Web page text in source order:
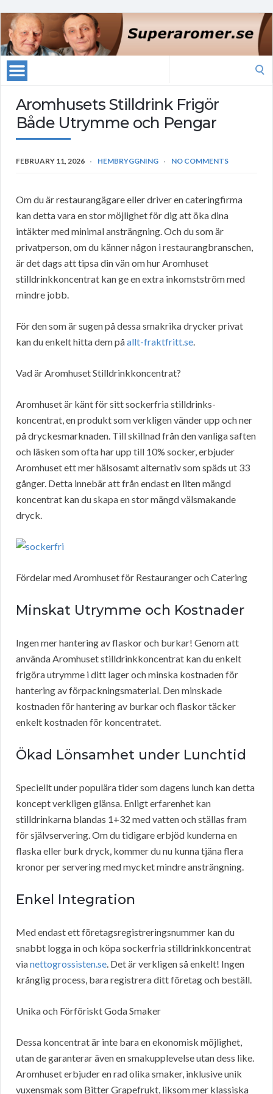
Aromhusets Stilldrink Frigör
Både Utrymme och Pengar
FEBRUARY 11, 2026 HEMBRYGGNING NO COMMENTS
Om du är restaurangägare eller driver en cateringfirma
kan detta vara en stor möjlighet för dig att öka dina
intäkter med minimal ansträngning. Och du som är
privatperson, om du känner någon i restaurangbranschen,
är det dags att tipsa din vän om hur Aromhuset
stilldrinkkoncentrat kan ge en extra inkomstström med
mindre jobb.
För den som är sugen på dessa smakrika drycker privat
kan du enkelt hitta dem påallt-fraktfritt.se.
Vad är Aromhuset Stilldrinkkoncentrat?
Aromhuset är känt för sitt sockerfria stilldrinks-
koncentrat, en produkt som verkligen vänder upp och ner
på dryckesmarknaden. Till skillnad från den vanliga saften
och läsken som ofta har upp till 10% socker, erbjuder
Aromhuset ett mer hälsosamt alternativ som späds ut 33
gånger. Detta innebär att från endast en liten mängd
koncentrat kan du skapa en stor mängd välsmakande
dryck.
Fördelar med Aromhuset för Restauranger och Catering
Minskat Utrymme och Kostnader
Ingen mer hantering av flaskor och burkar! Genom att
använda Aromhuset stilldrinkkoncentrat kan du enkelt
frigöra utrymme i ditt lager och minska kostnaden för
hantering av förpackningsmaterial. Den minskade
kostnaden för hantering av burkar och flaskor täcker
enkelt kostnaden för koncentratet.
Ökad Lönsamhet under Lunchtid
Speciellt under populära tider som dagens lunch kan detta
koncept verkligen glänsa. Enligt erfarenhet kan
stilldrinkarna blandas 1+32 med vatten och ställas fram
för självservering. Om du tidigare erbjöd kunderna en
flaska eller burk dryck, kommer du nu kunna tjäna flera
kronor per servering med mycket mindre ansträngning.
Enkel Integration
Med endast ett företagsregistreringsnummer kan du
snabbt logga in och köpa sockerfria stilldrinkkoncentrat
vianettogrossisten.se. Det är verkligen så enkelt! Ingen
krånglig process, bara registrera ditt företag och beställ.
Unika och Förföriskt Goda Smaker
Dessa koncentrat är inte bara en ekonomisk möjlighet,
utan de garanterar även en smakupplevelse utan dess like.
Aromhuset erbjuder en rad olika smaker, inklusive unik
vuxensmak som Bitter Grapefrukt, liksom mer klassiska